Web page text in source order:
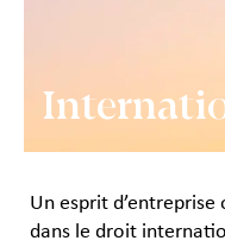
Un esprit
dans le droit